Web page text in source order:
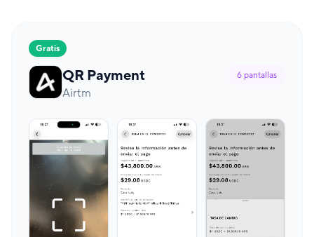
Gratis
QR Payment
Airtm
6 pantallas